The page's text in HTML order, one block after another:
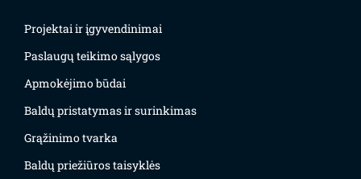
Projektai ir įgyvendinimai
Paslaugų teikimo sąlygos
Apmokėjimo būdai
Baldų pristatymas ir surinkimas
Grąžinimo tvarka
Baldų priežiūros taisyklės